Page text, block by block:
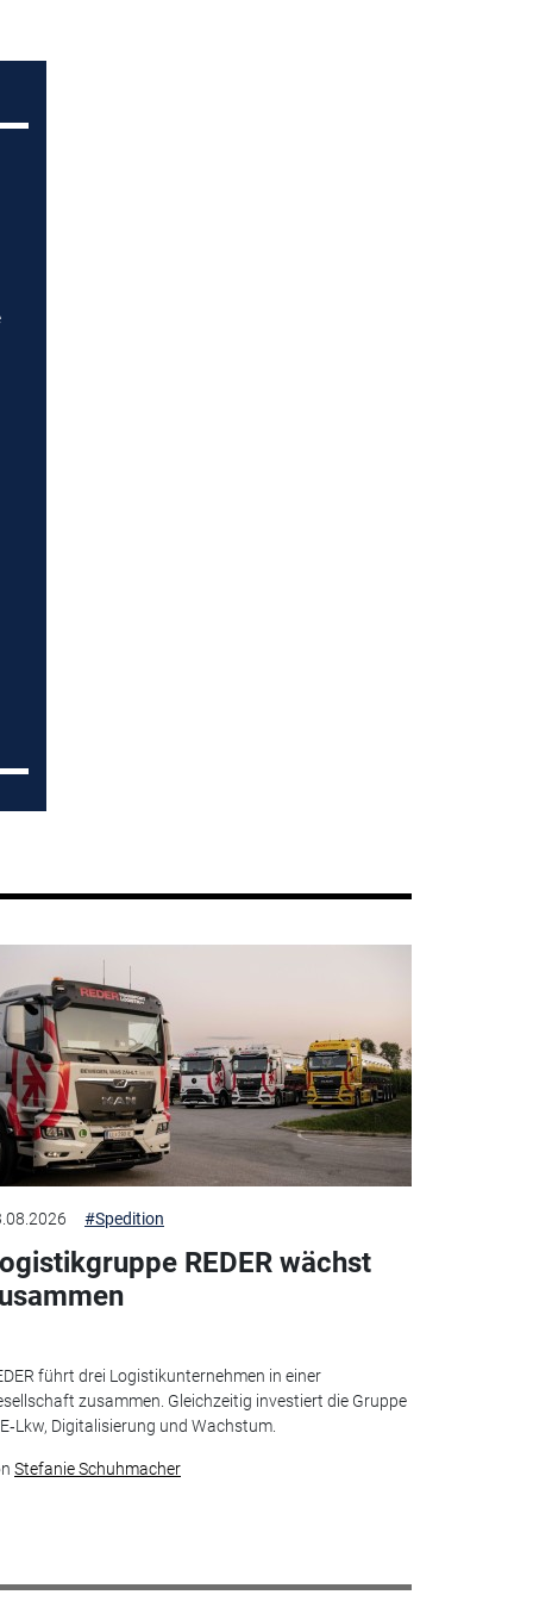
#Spedition
REDER wächst
führt drei Logistikunternehmen in einer
zusammen. Gleichzeitig investiert die Gruppe
Digitalisierung und Wachstum.
Stefanie Schuhmacher